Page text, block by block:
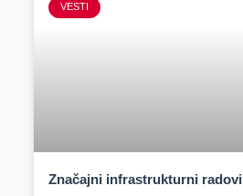
VESTI
Značajni infrastrukturni